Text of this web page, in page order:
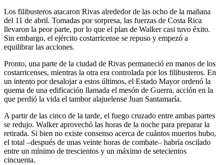
Los filibusteros atacaron Rivas alrededor de las ocho de la mañana
del 11 de abril. Tomadas por sorpresa, las fuerzas de Costa Rica
llevaron la peor parte, por lo que el plan de Walker casi tuvo éxito.
Sin embargo, el ejército costarricense se repuso y empezó a
equilibrar las acciones.
Pronto, una parte de la ciudad de Rivas permaneció en manos de los
costarricenses, mientras la otra era controlada por los filibusteros. En
un intento por desalojar a estos últimos, el Estado Mayor ordenó la
quema de una edificación llamada el mesón de Guerra, acción en la
que perdió la vida el tambor alajuelense Juan Santamaría.
A partir de las cinco de la tarde, el fuego cruzado entre ambas partes
se redujo. Walker aprovechó las horas de la noche para preparar la
retirada. Si bien no existe consenso acerca de cuántos muertos hubo,
el total –después de unas veinte horas de combate– habría oscilado
entre un mínimo de trescientos y un máximo de setecientos
cincuenta.